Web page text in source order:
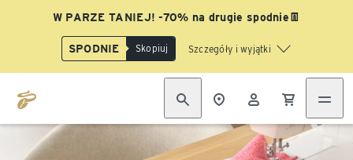
W PARZE TANIEJ! -70% na drugie spodnie👖
SPODNIE Skopiuj Szczegóły i wyjątki